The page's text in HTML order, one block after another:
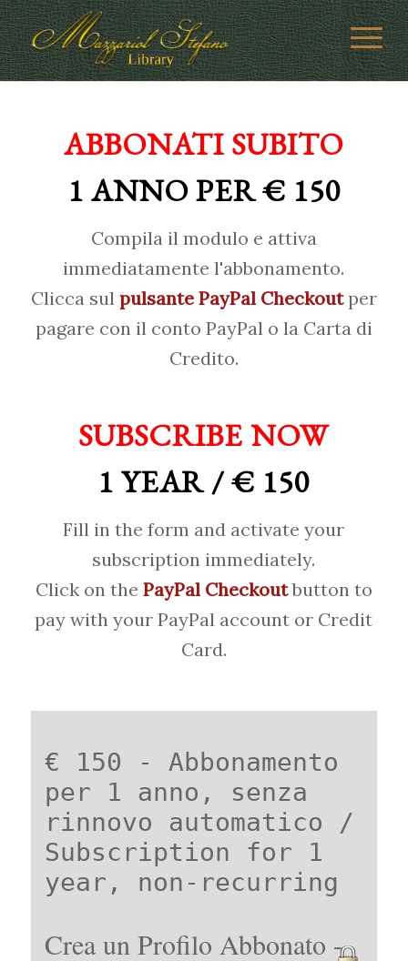
ABBONATI SUBITO
1 ANNO PER € 150
Compila il modulo e attiva
immediatamente l'abbonamento.
Clicca sul pulsante PayPal Checkoutper
pagare con il conto PayPal o la Carta di
Credito.
SUBSCRIBE NOW
1 YEAR / € 150
Fill in the form and activate your
subscription immediately.
Click on the PayPal Checkoutbutton to
pay with your PayPal account or Credit
Card.
€ 150 - Abbonamento
per 1 anno, senza
rinnovo automatico /
Subscription for 1
year, non-recurring
Crea un Profilo Abbonato -